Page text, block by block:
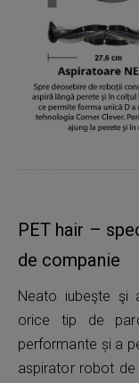
PET hair –
de companie
Neato iubeşte şi
orice tip de
performante și a
aspirator robot de